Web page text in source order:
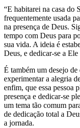
“E habitarei na casa do
frequentemente usada
na presença de Deus.
tempo com Deus para
sua vida. A ideia é
Deus, e dedicar-se a
É também um desejo
experimentar a alegria
enfim, que essa pessoa
presença e dedicar-se
um tema tão comum
de dedicação total a
a jornada.